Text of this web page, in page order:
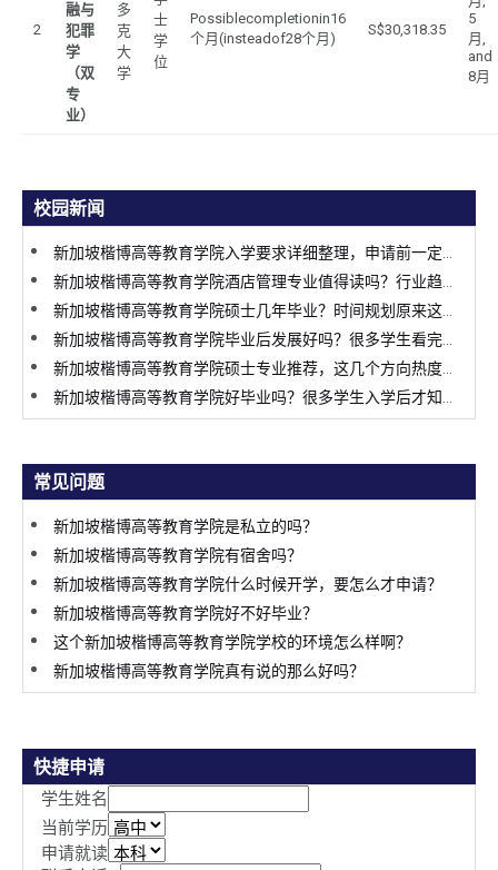
2
融与
犯罪
学
（双
专
业）
多
克
大
学
士
学
位
Possiblecompletionin16
个月(insteadof28个月)
S$30,318.35
5
月,
and
8月
校园新闻
常见问题
新加坡楷博高等教育学院是私立的吗？
新加坡楷博高等教育学院有宿舍吗？
新加坡楷博高等教育学院什么时候开学，要怎么才申请？
新加坡楷博高等教育学院好不好毕业？
这个新加坡楷博高等教育学院学校的环境怎么样啊？
新加坡楷博高等教育学院真有说的那么好吗？
快捷申请
学生姓名
当前学历
申请就读